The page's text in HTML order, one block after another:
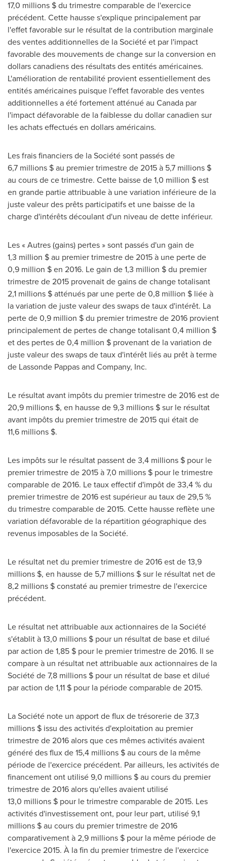
17,0 millions $ du trimestre comparable de l'exercice
précédent. Cette hausse s'explique principalement par
l'effet favorable sur le résultat de la contribution marginale
des ventes additionnelles de la Société et par l'impact
favorable des mouvements de change sur la conversion en
dollars canadiens des résultats des entités américaines.
L'amélioration de rentabilité provient essentiellement des
entités américaines puisque l'effet favorable des ventes
additionnelles a été fortement atténué au Canada par
l'impact défavorable de la faiblesse du dollar canadien sur
les achats effectués en dollars américains.
Les frais financiers de la Société sont passés de
6,7 millions $ au premier trimestre de 2015 à 5,7 millions $
au cours de ce trimestre. Cette baisse de 1,0 million $ est
en grande partie attribuable à une variation inférieure de la
juste valeur des prêts participatifs et une baisse de la
charge d'intérêts découlant d'un niveau de dette inférieur.
Les « Autres (gains) pertes » sont passés d'un gain de
1,3 million $ au premier trimestre de 2015 à une perte de
0,9 million $ en 2016. Le gain de 1,3 million $ du premier
trimestre de 2015 provenait de gains de change totalisant
2,1 millions $ atténués par une perte de 0,8 million $ liée à
la variation de juste valeur des swaps de taux d'intérêt. La
perte de 0,9 million $ du premier trimestre de 2016 provient
principalement de pertes de change totalisant 0,4 million $
et des pertes de 0,4 million $ provenant de la variation de
juste valeur des swaps de taux d'intérêt liés au prêt à terme
de Lassonde Pappasand Company, Inc.
Le résultat avant impôts du premier trimestre de 2016 est de
20,9 millions $, en hausse de 9,3 millions $ sur le résultat
avant impôts du premier trimestre de 2015 qui était de
11,6 millions $.
Les impôts sur le résultat passent de 3,4 millions $ pour le
premier trimestre de 2015 à 7,0 millions $ pour le trimestre
comparable de 2016. Le taux effectif d'impôt de 33,4 % du
premier trimestre de 2016 est supérieur au taux de 29,5 %
du trimestre comparable de 2015. Cette hausse reflète une
variation défavorable de la répartition géographique des
revenus imposables de la Société.
Le résultat net du premier trimestre de 2016 est de 13,9
millions $, en hausse de 5,7 millions $ sur le résultat net de
8,2 millions $ constaté au premier trimestre de l'exercice
précédent.
Le résultat net attribuable aux actionnaires de la Société
s'établit à 13,0 millions $ pour un résultat de base et dilué
par action de 1,85 $ pour le premier trimestre de 2016. Il se
compare à un résultat net attribuable aux actionnaires de la
Société de 7,8 millions $ pour un résultat de base et dilué
par action de 1,11 $ pour la période comparable de 2015.
La Société note un apport de flux de trésorerie de 37,3
millions $ issu des activités d'exploitation au premier
trimestre de 2016 alors que ces mêmes activités avaient
généré des flux de 15,4 millions $ au cours de la même
période de l'exercice précédent. Par ailleurs, les activités de
financement ont utilisé 9,0 millions $ au cours du premier
trimestre de 2016 alors qu'elles avaient utilisé
13,0 millions $ pour le trimestre comparable de 2015. Les
activités d'investissement ont, pour leur part, utilisé 9,1
millions $ au cours du premier trimestre de 2016
comparativement à 2,9 millions $ pour la même période de
l'exercice 2015. À la fin du premier trimestre de l'exercice